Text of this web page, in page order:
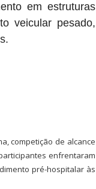
em estruturas
veicular pesado,
competição de alcance
enfrentaram
pré-hospitalar às